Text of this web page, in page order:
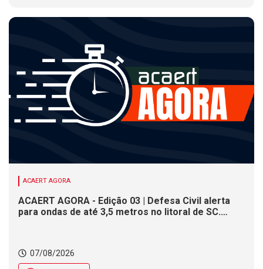
ACAERT AGORA
ACAERT AGORA - Edição 03 | Defesa Civil alerta
para ondas de até 3,5 metros no litoral de SC.
07/08/2026